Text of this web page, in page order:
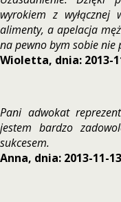
wyrokiem z wyłącznej
alimenty, a apelacja
na pewno bym sobie nie
Wioletta, dnia: 2013-
Pani adwokat
jestem bardzo
sukcesem.
Anna, dnia: 2013-11-13